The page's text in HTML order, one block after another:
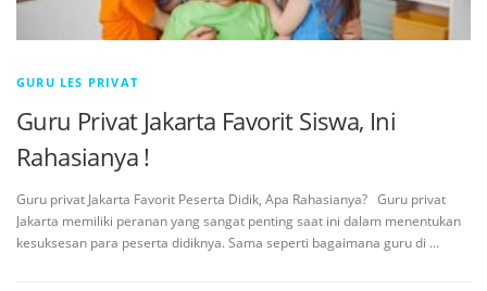
GURU LES PRIVAT
Guru Privat Jakarta Favorit Siswa, Ini
Rahasianya !
Guru privat Jakarta Favorit Peserta Didik, Apa Rahasianya? Guru privat
Jakarta memiliki peranan yang sangat penting saat ini dalam menentukan
kesuksesan para peserta didiknya. Sama seperti bagaimana guru di …